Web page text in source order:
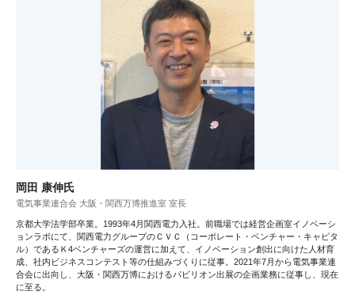
岡田 康伸氏
電気事業連合会 大阪・関西万博推進室 室長
京都大学法学部卒業。1993年4月関西電力入社。前職場では経営企画室イノベーシ
ョンラボにて、関西電力グループのＣＶＣ（コーポレート・ベンチャー・キャピタ
ル）であるＫ4ベンチャーズの運営に加えて、イノベーション創出に向けた人材育
成、社内ビジネスコンテスト等の仕組みづくりに従事。2021年7月から電気事業連
合会に出向し、大阪・関西万博におけるパビリオン出展の企画業務に従事し、現在
に至る。